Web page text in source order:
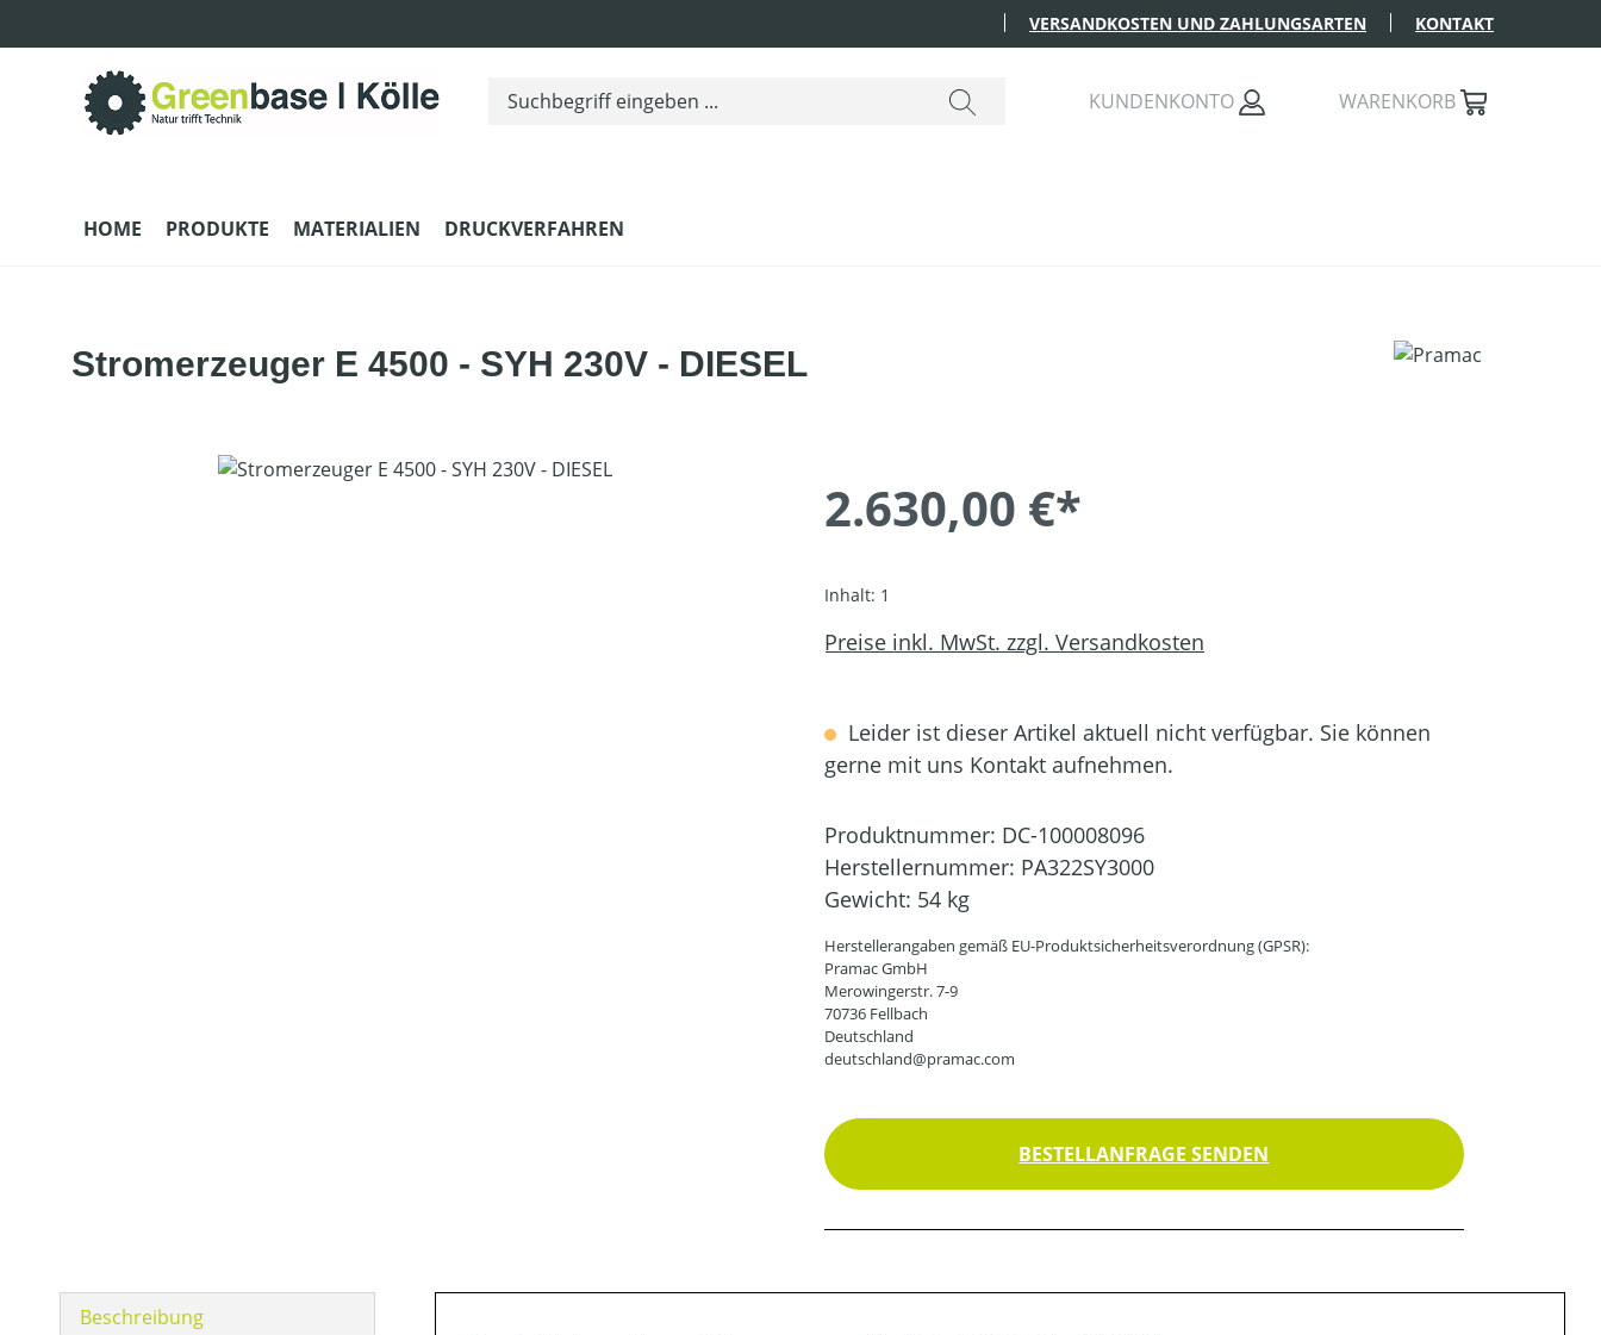
VERSANDKOSTEN UND ZAHLUNGSARTEN KONTAKT
KUNDENKONTO WARENKORB
HOME PRODUKTE MATERIALIEN DRUCKVERFAHREN
Stromerzeuger E 4500 - SYH 230V - DIESEL
Bildergalerie überspringen
2.630,00 €*
Inhalt: 1
Preise inkl. MwSt. zzgl. Versandkosten
Leider ist dieser Artikel aktuell nicht verfügbar. Sie können
gerne mit uns Kontakt aufnehmen.
Produktnummer: DC-100008096
Herstellernummer: PA322SY3000
Gewicht: 54 kg
Herstellerangaben gemäß EU-Produktsicherheitsverordnung (GPSR):
Pramac GmbH
Merowingerstr. 7-9
70736 Fellbach
Deutschland
deutschland@pramac.com
BESTELLANFRAGE SENDEN
Beschreibung